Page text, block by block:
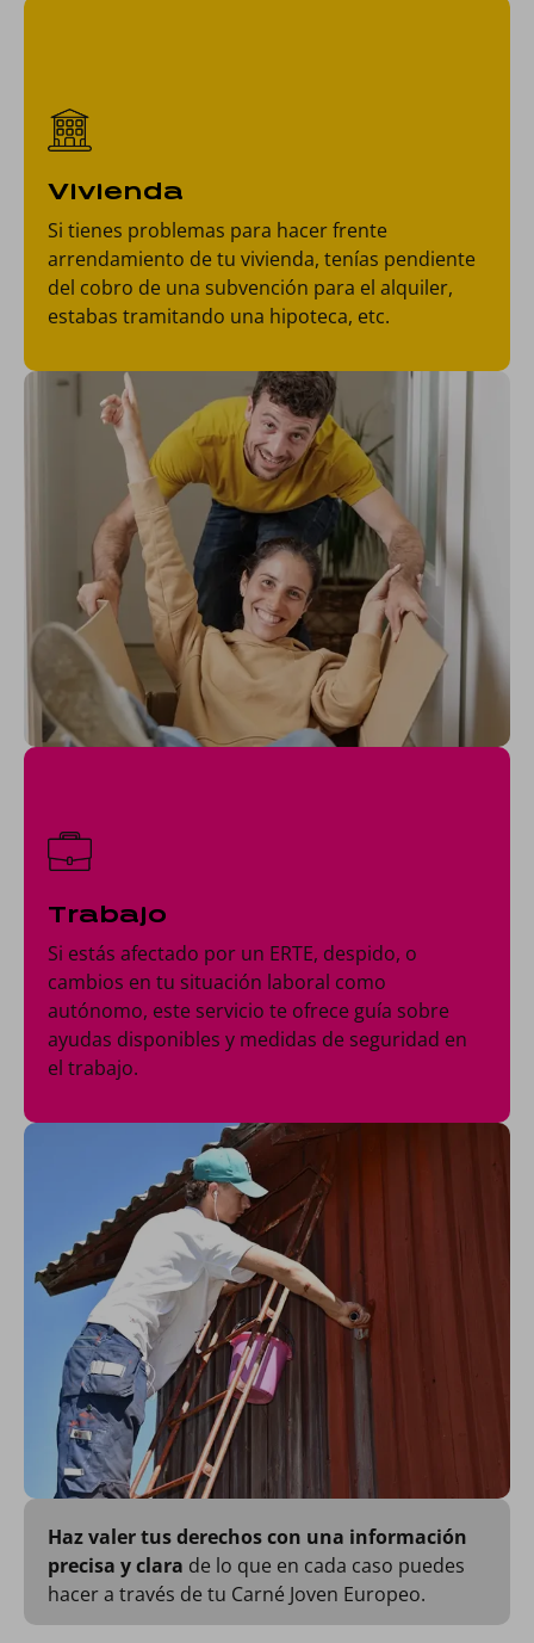
Vivienda
Si tienes problemas para hacer frente
arrendamiento de tu vivienda, tenías pendiente
del cobro de una subvención para el alquiler,
estabas tramitando una hipoteca, etc.
Trabajo
Si estás afectado por un ERTE, despido, o
cambios en tu situación laboral como
autónomo, este servicio te ofrece guía sobre
ayudas disponibles y medidas de seguridad en
el trabajo.
Haz valer tus derechos con una información
precisa y clara de lo que en cada caso puedes
hacer a través de tu Carné Joven Europeo.